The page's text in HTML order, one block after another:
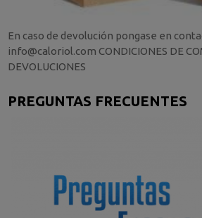
En caso de devolución pongase en
info@caloriol.com CONDICIONES DE
DEVOLUCIONES
PREGUNTAS FRECUENTES